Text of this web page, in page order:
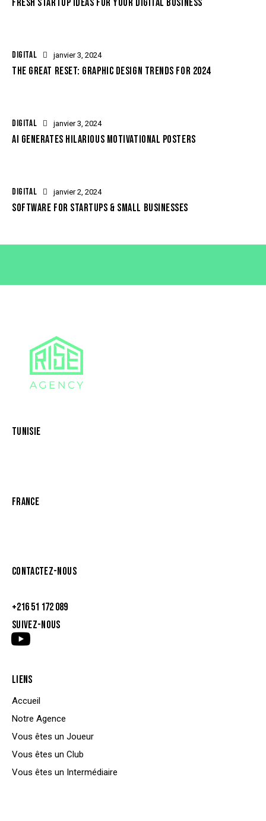
FRESH STARTUP IDEAS FOR YOUR DIGITAL BUSINESS
DIGITAL janvier 3, 2024
THE GREAT RESET: GRAPHIC DESIGN TRENDS FOR 2024
DIGITAL janvier 3, 2024
AI GENERATES HILARIOUS MOTIVATIONAL POSTERS
DIGITAL janvier 2, 2024
SOFTWARE FOR STARTUPS & SMALL BUSINESSES
TUNISIE
FRANCE
CONTACTEZ-NOUS
+216 51 172 089
SUIVEZ-NOUS
LIENS
Accueil
Notre Agence
Vous êtes un Joueur
Vous êtes un Club
Vous êtes un Intermédiaire